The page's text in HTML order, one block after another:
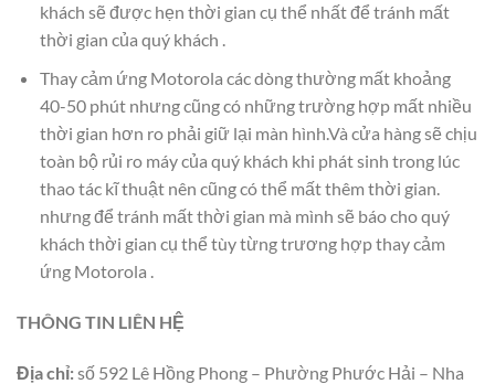
khách sẽ được hẹn thời gian cụ thể nhất để tránh mất
thời gian của quý khách .
Thay cảm ứng Motorola các dòng thường mất khoảng
40-50 phút nhưng cũng có những trường hợp mất nhiều
thời gian hơn ro phải giữ lại màn hình.Và cửa hàng sẽ chịu
toàn bộ rủi ro máy của quý khách khi phát sinh trong lúc
thao tác kĩ thuật nên cũng có thể mất thêm thời gian.
nhưng để tránh mất thời gian mà mình sẽ báo cho quý
khách thời gian cụ thể tùy từng trương hợp thay cảm
ứng Motorola .
THÔNG TIN LIÊN HỆ
Địa chỉ:số 592 Lê Hồng Phong – Phường Phước Hải – Nha